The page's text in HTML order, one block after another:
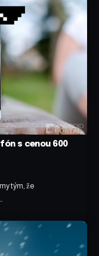
s cenou 600
tým, že